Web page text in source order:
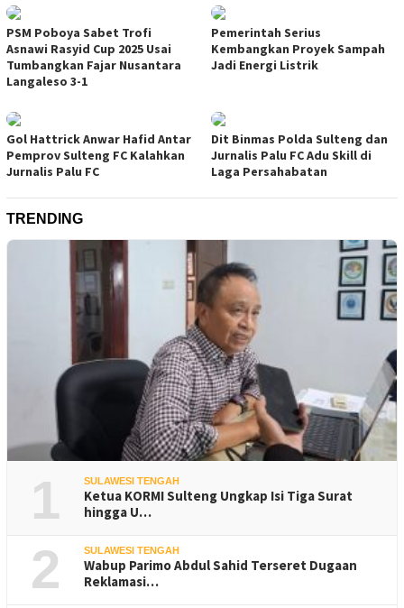
PSM Poboya Sabet Trofi
Asnawi Rasyid Cup 2025 Usai
Tumbangkan Fajar Nusantara
Langaleso 3-1
Pemerintah Serius
Kembangkan Proyek Sampah
Jadi Energi Listrik
Gol Hattrick Anwar Hafid Antar
Pemprov Sulteng FC Kalahkan
Jurnalis Palu FC
Dit Binmas Polda Sulteng dan
Jurnalis Palu FC Adu Skill di
Laga Persahabatan
TRENDING
1 SULAWESI TENGAH
Ketua KORMI Sulteng Ungkap Isi Tiga Surat
hingga U…
2 SULAWESI TENGAH
Wabup Parimo Abdul Sahid Terseret Dugaan
Reklamasi…